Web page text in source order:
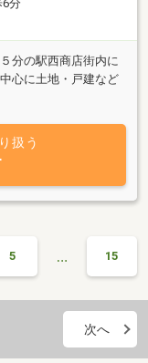
6分
分の駅西商店街内に
心に土地・戸建など
地元密着で活動して
物件以外からもお客
せていただきます。
上を目指しておりま
タッフ一同心よりお
扱う
5 … 15
次へ